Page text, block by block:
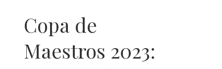
Copa de
Maestros 2023: